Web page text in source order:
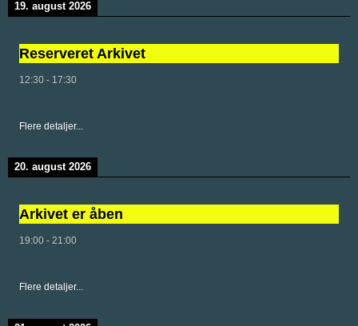
19. august 2026
Reserveret Arkivet
12:30 - 17:30
Flere detaljer...
20. august 2026
Arkivet er åben
19:00 - 21:00
Flere detaljer...